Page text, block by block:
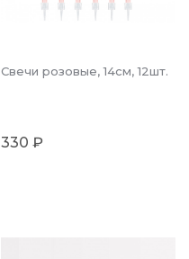
Свечи розовые, 14см, 12шт.
330 ₽